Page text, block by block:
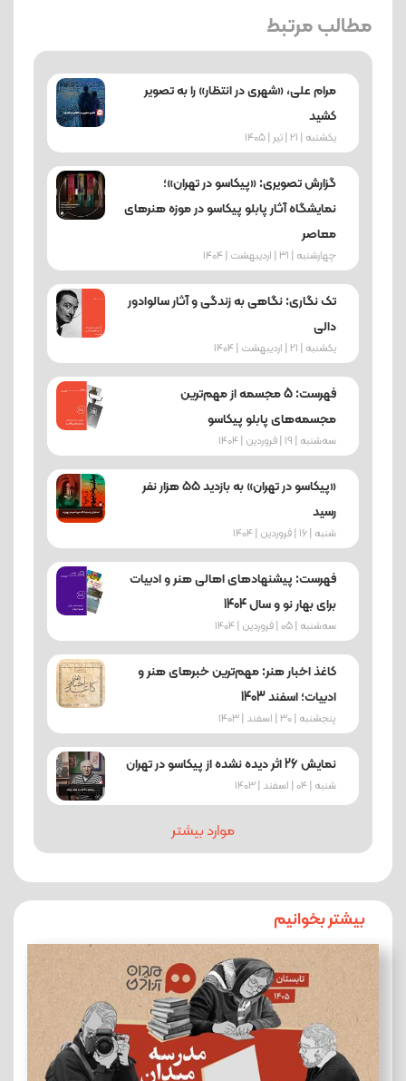
مطالب مرتبط
مرام علی، «شهری در انتظار» را به تصویر
کشید
یکشنبه | 21 | تیر | 1405
گزارش تصویری: «پیکاسو در تهران»؛
نمایشگاه آثار پابلو پیکاسو در موزه هنرهای
معاصر
چهارشنبه | 31 | اردیبهشت | 1404
تک نگاری: نگاهی به زندگی و آثار سالوادور
دالی
یکشنبه | 21 | اردیبهشت | 1404
فهرست: 5 مجسمه از مهم‌ترین
مجسمه‌های پابلو پیکاسو
ﺳﻪشنبه | 19 | فروردین | 1404
«پیکاسو در تهران» به بازدید ۵۵ هزار نفر
رسید
شنبه | 16 | فروردین | 1404
فهرست: پیشنهادهای اهالی هنر و ادبیات
برای بهار نو و سال 1404
ﺳﻪشنبه | 05 | فروردین | 1404
کاغذ اخبار هنر: مهم‌ترین خبرهای هنر و
ادبیات؛ اسفند 1403
پنجشنبه | 30 | اسفند | 1403
نمایش 26 اثر دیده نشده از پیکاسو در تهران
شنبه | 04 | اسفند | 1403
موارد بیشتر
بیشتر بخوانیم